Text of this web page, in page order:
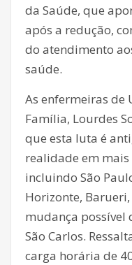
da Saúde, que
após a redução,
do atendimento
saúde.
As enfermeiras de
Família, Lourdes
que esta luta é
realidade em
incluindo São
Horizonte,
mudança possível
São Carlos.
carga horária de